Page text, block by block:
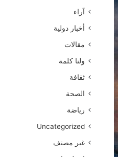
آراء
أخبار دولية
مقالات
ولنا كلمة
ثقافة
الصحة
رياضة
Uncategorized
غير مصنف